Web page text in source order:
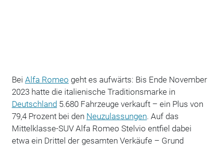
Bei Alfa Romeo geht es aufwärts: Bis Ende November
2023 hatte die italienische Traditionsmarke in
Deutschland5.680 Fahrzeuge verkauft – ein Plus von
79,4 Prozent bei den Neuzulassungen. Auf das
Mittelklasse-SUV Alfa Romeo Stelvio entfiel dabei
etwa ein Drittel der gesamten Verkäufe – Grund